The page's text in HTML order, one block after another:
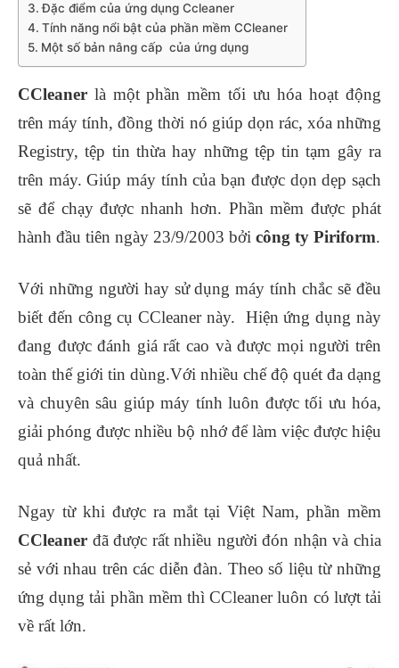
Đặc điểm của ứng dụng Ccleaner
Tính năng nổi bật của phần mềm CCleaner
Một số bản nâng cấp của ứng dụng
CCleaner là một phần mềm tối ưu hóa hoạt động
trên máy tính, đồng thời nó giúp dọn rác, xóa những
Registry, tệp tin thừa hay những tệp tin tạm gây ra
trên máy. Giúp máy tính của bạn được dọn dẹp sạch
sẽ để chạy được nhanh hơn. Phần mềm được phát
hành đầu tiên ngày 23/9/2003 bởi công ty Piriform.
Với những người hay sử dụng máy tính chắc sẽ đều
biết đến công cụ CCleaner này. Hiện ứng dụng này
đang được đánh giá rất cao và được mọi người trên
toàn thế giới tin dùng.Với nhiều chế độ quét đa dạng
và chuyên sâu giúp máy tính luôn được tối ưu hóa,
giải phóng được nhiều bộ nhớ để làm việc được hiệu
quả nhất.
Ngay từ khi được ra mắt tại Việt Nam, phần mềm
CCleaner đã được rất nhiều người đón nhận và chia
sẻ với nhau trên các diễn đàn. Theo số liệu từ những
ứng dụng tải phần mềm thì CCleaner luôn có lượt tải
về rất lớn.